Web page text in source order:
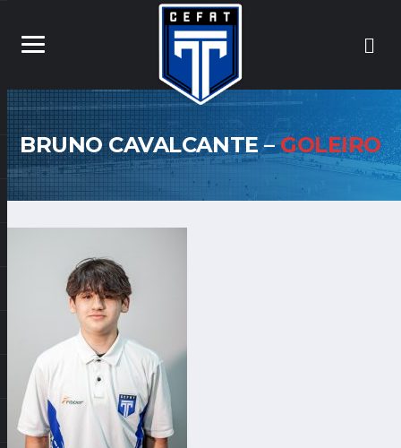
BRUNO CAVALCANTE –GOLEIRO